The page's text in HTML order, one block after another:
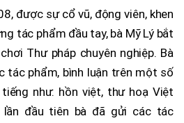
được sự cổ vũ, động viên, khen
tác phẩm đầu tay, bà Mỹ Lý bắt
Thư pháp chuyên nghiệp. Bà
tác phẩm, bình luận trên một số
như: hồn việt, thư hoạ Việt
lần đầu tiên bà đã gửi các tác